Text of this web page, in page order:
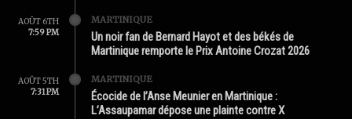
AOÛT 6TH
7:59 PM
MARTINIQUE
Un noir fan de Bernard Hayot et des békés de
Martinique remporte le Prix Antoine Crozat 2026
AOÛT 5TH
7:31 PM
MARTINIQUE
Écocide de l’Anse Meunier en Martinique :
L’Assaupamar dépose une plainte contre X